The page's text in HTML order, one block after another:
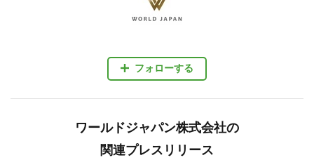
フォローする
ワールドジャパン株式会社の
関連プレスリリース